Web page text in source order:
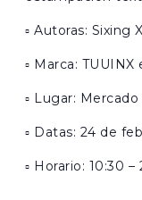
▫️ Autoras: Sixing
▫️ Marca: TUUINX
▫️ Lugar:
▫️ Datas: 24 de
▫️ Horario: 10:30 –